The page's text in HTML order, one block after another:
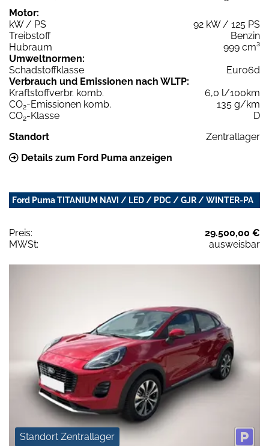
Motor:
kW / PS
92 kW / 125 PS
Treibstoff
Benzin
Hubraum
999 cm³
Umweltnormen:
Schadstoffklasse
Euro6d
Verbrauch und Emissionen nach WLTP:
Kraftstoffverbr. komb.
6,0 l/100km
CO2-Emissionen komb.
135 g/km
CO2-Klasse
D
Standort
Zentrallager
Details zum Ford Puma anzeigen
Ford Puma TITANIUM NAVI / LED / PDC / GJR / WINTER-PA
Preis:
29.500,00 €
MWSt:
ausweisbar
Standort Zentrallager